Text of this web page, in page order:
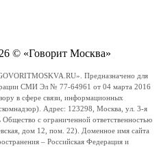
© «Говорит Москва»
Предназначено для
СМИ Эл № 77-64961 от 04 марта 2016
в сфере связи, информационных
Адрес: 123298, Москва, ул. 3-я
с ограниченной ответственностью
дом 12, пом. 22). Доменное имя сайта
– Российская Федерация и